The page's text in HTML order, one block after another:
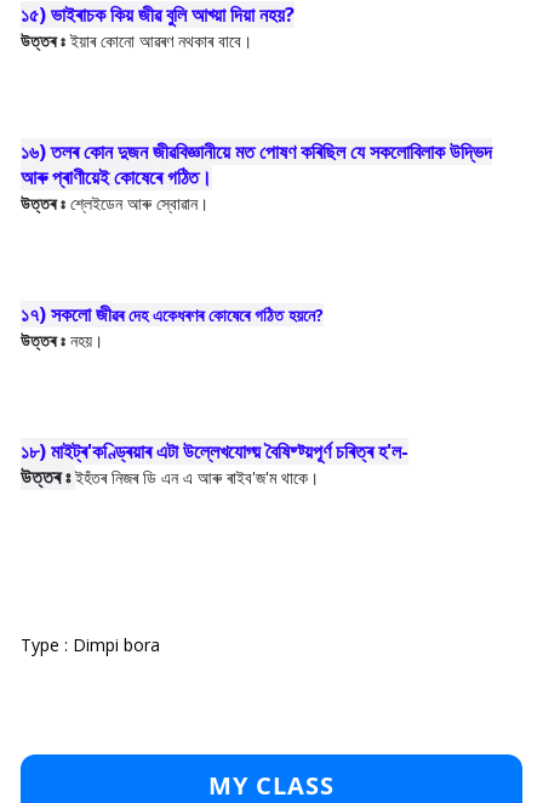
১৫) ভাইৰাচক কিয় জীৱ বুলি আখ্য়া দিয়া নহয়?
উত্তৰ ঃইয়াৰ কোনো আৱৰণ নথকাৰ বাবে।
১৬) তলৰ কোন দুজন জীৱবিজ্ঞানীয়ে মত পোষণ কৰিছিল যে সকলোবিলাক উদ্ভিদ
আৰু প্ৰাণীয়েই কোষেৰে গঠিত।
উত্তৰ ঃ শ্লেইডেন আৰু স্বোৱান।
১৭) সকলো জীৱৰ দেহ একেধৰণৰ কোষেৰে গঠিত হয়নে?
উত্তৰ ঃ নহয়।
১৮) মাইট্ৰ'কণ্ড্ৰিয়াৰ এটা উল্লেখযোগ্য় বৈষিষ্ট্য়পূৰ্ণ চৰিত্ৰ হ'ল-
উত্তৰ ঃ ইহঁতৰ নিজৰ ডি এন এ আৰু ৰাইব'জ'ম থাকে।
Type : Dimpi bora
MY CLASS